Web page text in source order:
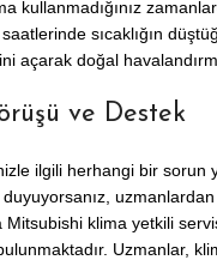
kullanmadığınız
sıcaklığın
açarak doğal
ve Destek
ilgili herhangi bir sorun
Mitsubishi klima yetkili
Uzmanlar,